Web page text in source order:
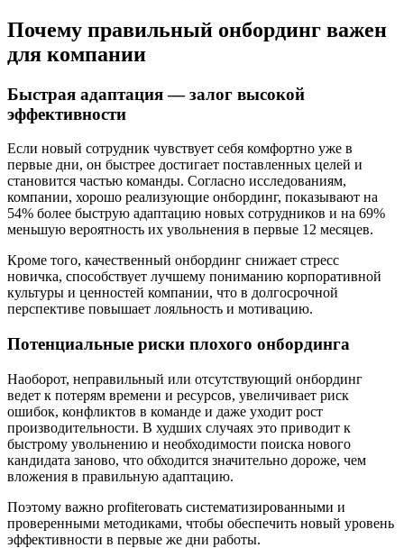
Почему правильный онбординг важен
для компании
Быстрая адаптация — залог высокой
эффективности
Если новый сотрудник чувствует себя комфортно уже в
первые дни, он быстрее достигает поставленных целей и
становится частью команды. Согласно исследованиям,
компании, хорошо реализующие онбординг, показывают на
54% более быструю адаптацию новых сотрудников и на 69%
меньшую вероятность их увольнения в первые 12 месяцев.
Кроме того, качественный онбординг снижает стресс
новичка, способствует лучшему пониманию корпоративной
культуры и ценностей компании, что в долгосрочной
перспективе повышает лояльность и мотивацию.
Потенциальные риски плохого онбординга
Наоборот, неправильный или отсутствующий онбординг
ведет к потерям времени и ресурсов, увеличивает риск
ошибок, конфликтов в команде и даже уходит рост
производительности. В худших случаях это приводит к
быстрому увольнению и необходимости поиска нового
кандидата заново, что обходится значительно дороже, чем
вложения в правильную адаптацию.
Поэтому важно profiterовать систематизированными и
проверенными методиками, чтобы обеспечить новый уровень
эффективности в первые же дни работы.